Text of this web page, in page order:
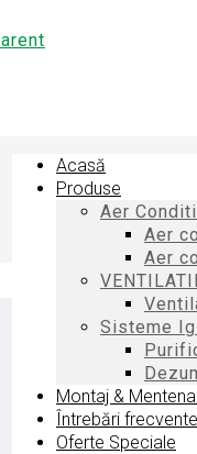
Acasă
Produse
Aer
Aer
Aer
Sisteme
Montaj &
Întrebări frecvente
Oferte Speciale